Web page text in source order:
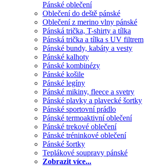
Pánské oblečení
Oblečení do deště pánské
Oblečení z merino vlny pánské
Pánská trička, T-shirty a tílka
Pánská trička a tílka s UV filtrem
Pánské bundy, kabáty a vesty
Pánské kalhoty
Pánské kombinézy
Pánské košile
Pánské legíny
Pánské mikiny, fleece a svetry
Pánské plavky a plavecké šortky
Pánské sportovní prádlo
Pánské termoaktivní oblečení
Pánské trekové oblečení
Pánské tréninkové oblečení
Pánské šortky
Teplákové soupravy pánské
Zobrazit více...